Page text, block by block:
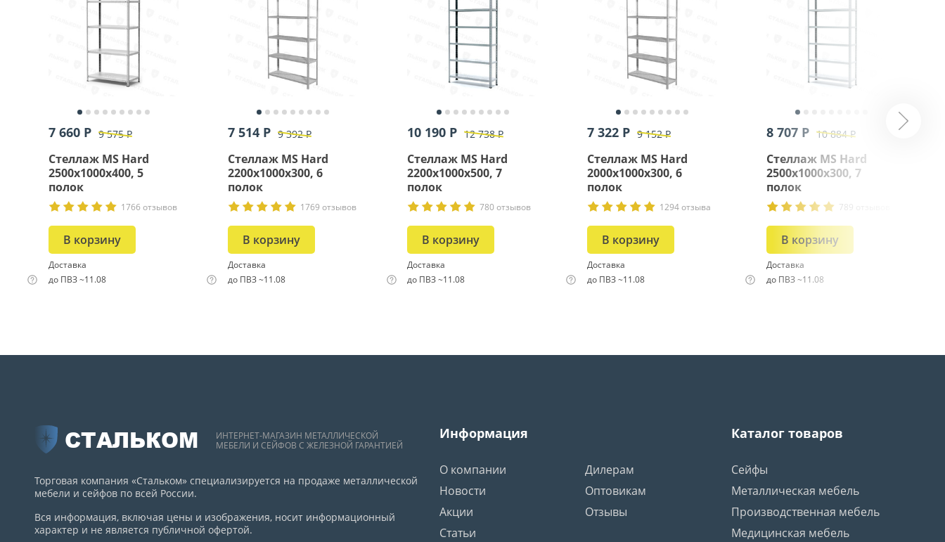
7 660 Р 9 575 Р
Стеллаж MS Hard
2500х1000х400, 5
полок
1766 отзывов
В корзину
Доставка
до ПВЗ ~11.08
7 514 Р 9 392 Р
Стеллаж MS Hard
2200х1000х300, 6
полок
1769 отзывов
В корзину
Доставка
до ПВЗ ~11.08
10 190 Р 12 738 Р
Стеллаж MS Hard
2200х1000х500, 7
полок
780 отзывов
В корзину
Доставка
до ПВЗ ~11.08
7 322 Р 9 152 Р
Стеллаж MS Hard
2000х1000х300, 6
полок
1294 отзыва
В корзину
Доставка
до ПВЗ ~11.08
8 707 Р 10 884 Р
Стеллаж MS Hard
2500х1000х300, 7
полок
789 отзывов
В корзину
Доставка
до ПВЗ ~11.08
СТАЛЬКОМ
ИНТЕРНЕТ-МАГАЗИН МЕТАЛЛИЧЕСКОЙ
МЕБЕЛИ И СЕЙФОВ С ЖЕЛЕЗНОЙ ГАРАНТИЕЙ
Торговая компания «Стальком» специализируется на продаже металлической
мебели и сейфов по всей России.
Вся информация, включая цены и изображения, носит информационный
характер и не является публичной офертой.
Информация
О компании
Новости
Акции
Статьи
Дилерам
Оптовикам
Отзывы
Каталог товаров
Сейфы
Металлическая мебель
Производственная мебель
Медицинская мебель